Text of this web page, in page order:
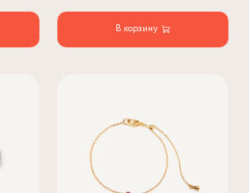
В корзину